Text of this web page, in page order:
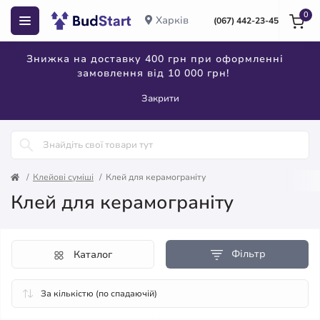
Харків (067) 442-23-45
Знижка на доставку 400 грн при оформленні
замовлення від 10 000 грн!
Закрити
0
Клейові суміші Клей для керамограніту
Клей для керамограніту
Фільтр
Каталог